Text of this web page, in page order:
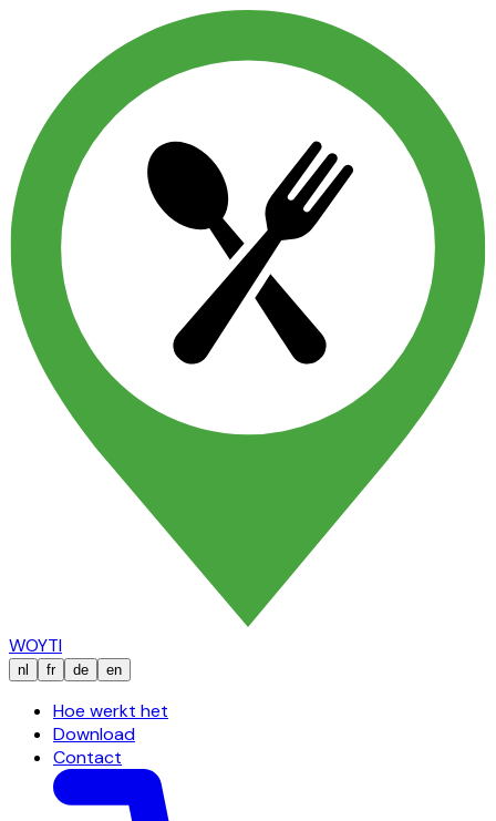
WOYTI
nl fr de en
Hoe werkt het
Download
Contact